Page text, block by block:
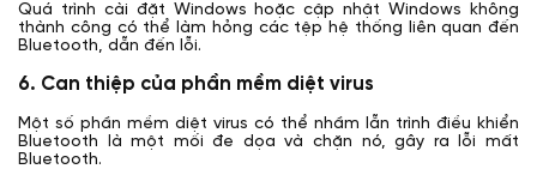
Quá trình cài đặt Windows hoặc cập nhật Windows không
thành công có thể làm hỏng các tệp hệ thống liên quan đến
Bluetooth, dẫn đến lỗi.
6. Can thiệp của phần mềm diệt virus
Một số phần mềm diệt virus có thể nhầm lẫn trình điều khiển
Bluetooth là một mối đe dọa và chặn nó, gây ra lỗi mất
Bluetooth.